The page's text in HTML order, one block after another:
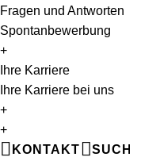
Fragen und Antworten
Spontanbewerbung
+
Ihre Karriere
Ihre Karriere bei uns
+
+
KONTAKT
SUCHE